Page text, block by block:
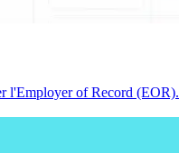
l'Employer of Record (EOR).​​